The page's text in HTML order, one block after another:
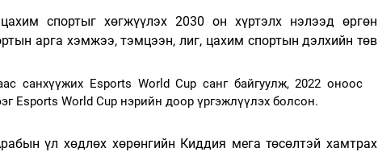
спортыг хөгжүүлэх 2030 он хүртэлх нэлээд өргөн
арга хэмжээ, тэмцээн, лиг, цахим спортын дэлхийн төв
санхүүжих Esports World Cup санг байгуулж, 2022 оноос
Esports World Cup нэрийн доор үргэжлүүлэх болсон.
үл хөдлөх хөрөнгийн Киддия мега төсөлтэй хамтрах